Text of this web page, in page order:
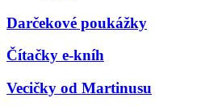
Darčekové poukážky
Čítačky e-kníh
Vecičky od Martinusu